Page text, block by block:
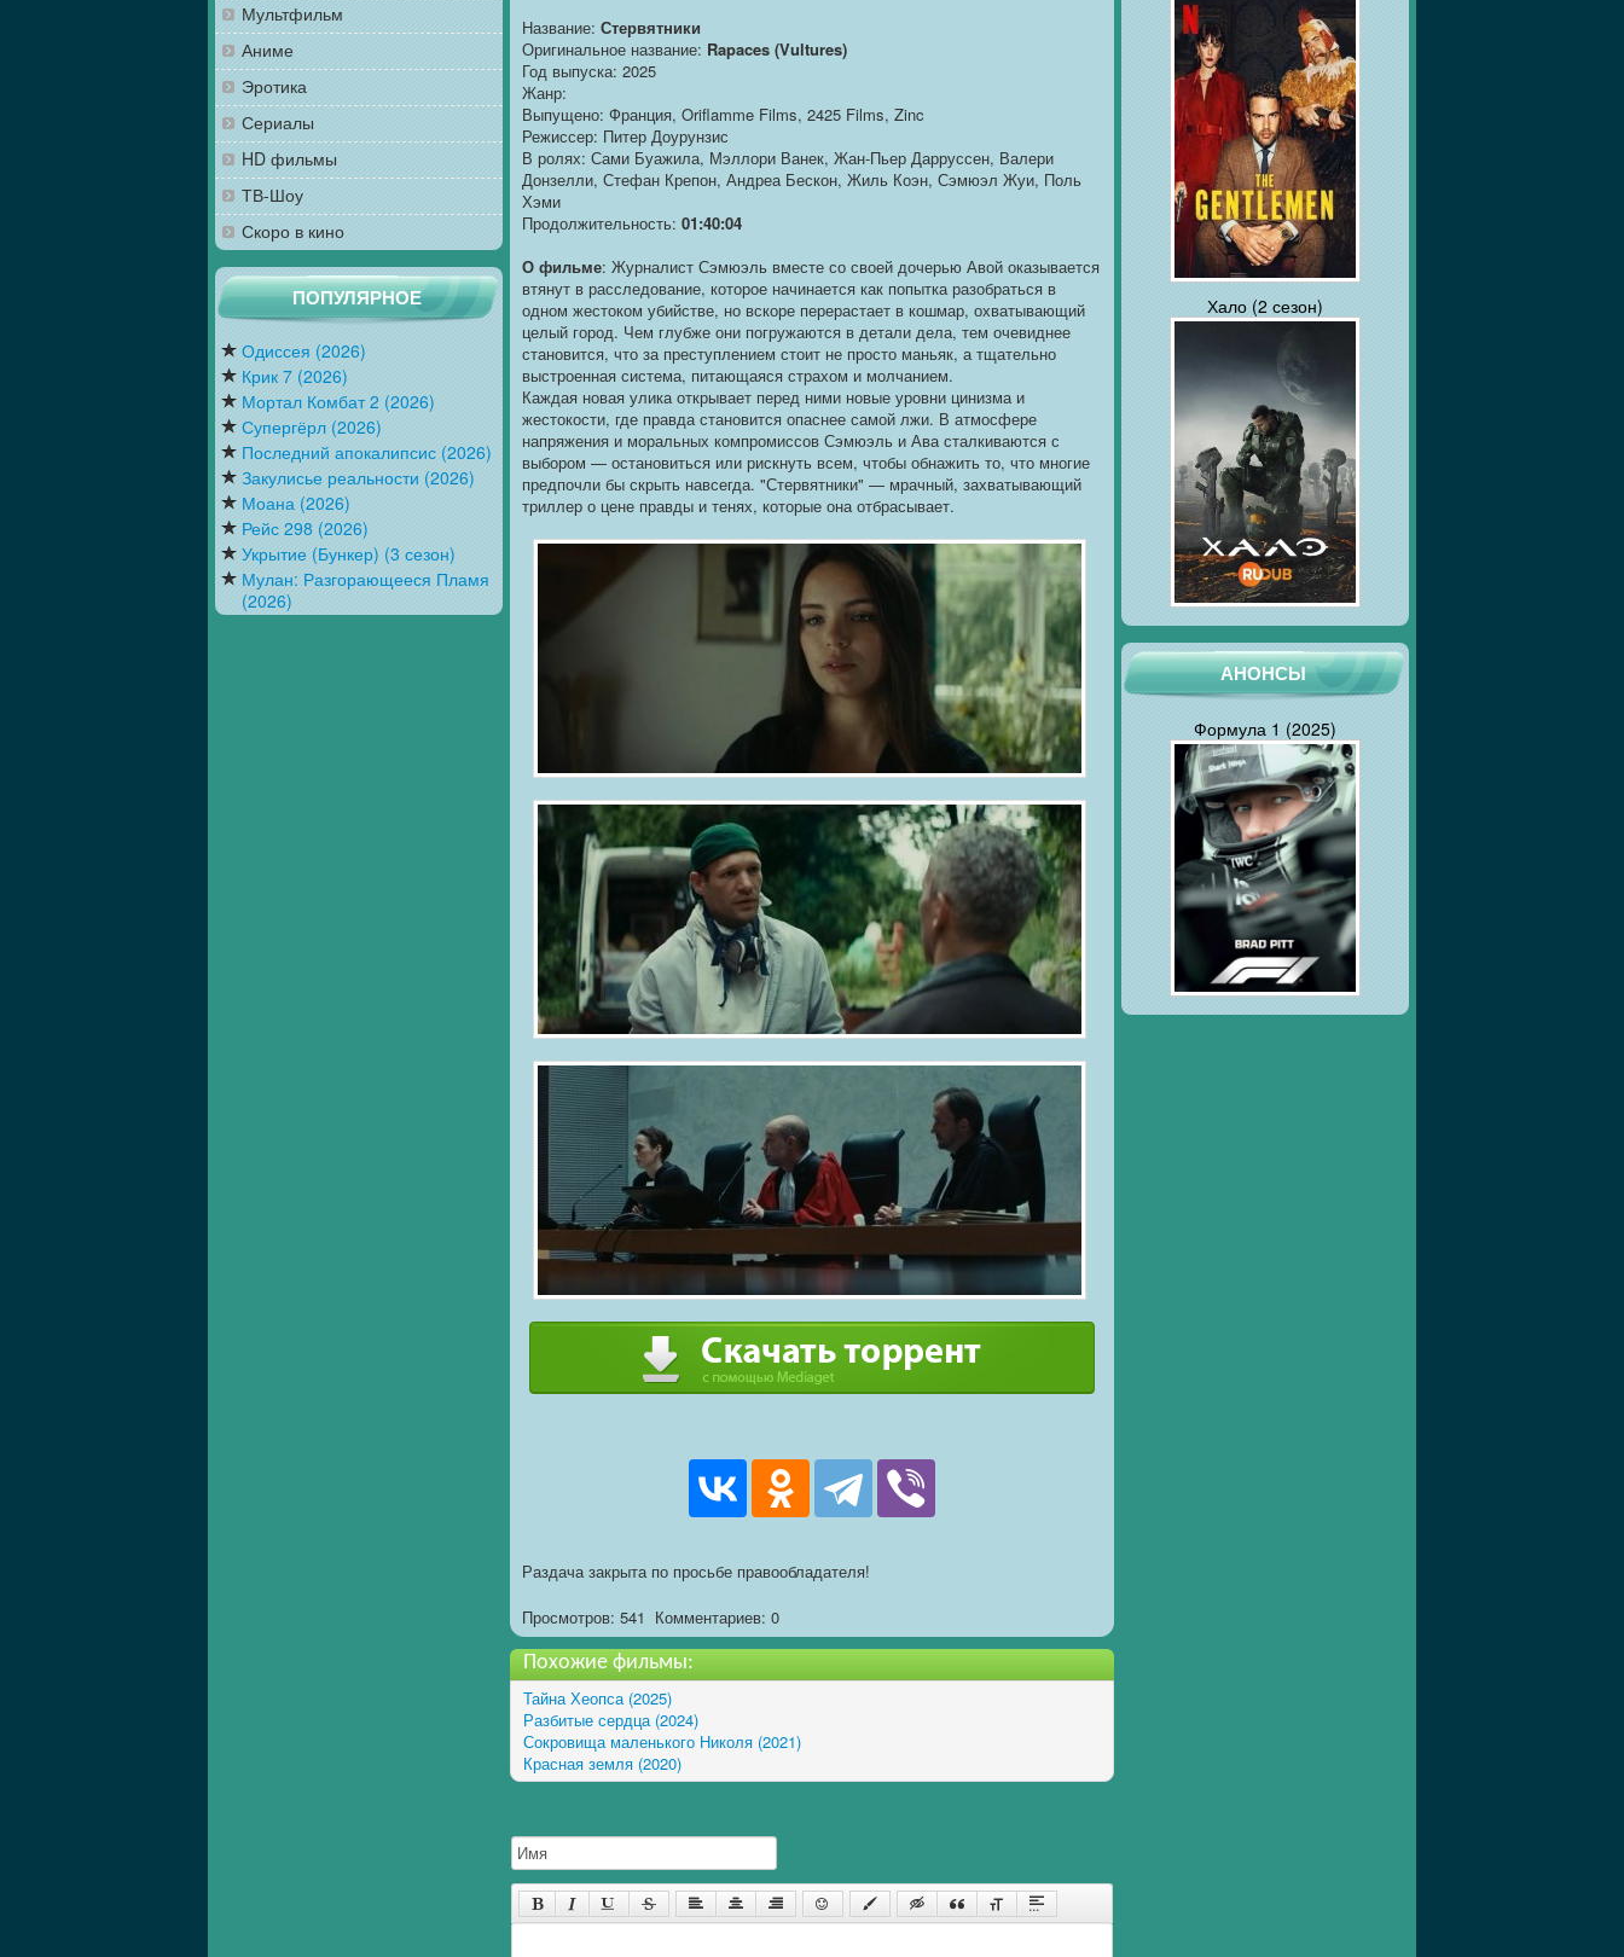
Хало (2 сезон)
АНОНСЫ
Формула 1 (2025)
Мультфильм
Аниме
Эротика
Сериалы
HD фильмы
ТВ-Шоу
Скоро в кино
ПОПУЛЯРНОЕ
Одиссея (2026)
Крик 7 (2026)
Мортал Комбат 2 (2026)
Супергёрл (2026)
Последний апокалипсис (2026)
Закулисье реальности (2026)
Моана (2026)
Рейс 298 (2026)
Укрытие (Бункер) (3 сезон)
Мулан: Разгорающееся Пламя
(2026)
Название: Стервятники
Оригинальное название: Rapaces (Vultures)
Год выпуска: 2025
Жанр:
Выпущено: Франция, Oriflamme Films, 2425 Films, Zinc
Режиссер: Питер Доурунзис
В ролях: Сами Буажила, Мэллори Ванек, Жан-Пьер Дарруссен, Валери
Донзелли, Стефан Крепон, Андреа Бескон, Жиль Коэн, Сэмюэл Жуи, Поль
Хэми
Продолжительность: 01:40:04
О фильме: Журналист Сэмюэль вместе со своей дочерью Авой оказывается
втянут в расследование, которое начинается как попытка разобраться в
одном жестоком убийстве, но вскоре перерастает в кошмар, охватывающий
целый город. Чем глубже они погружаются в детали дела, тем очевиднее
становится, что за преступлением стоит не просто маньяк, а тщательно
выстроенная система, питающаяся страхом и молчанием.
Каждая новая улика открывает перед ними новые уровни цинизма и
жестокости, где правда становится опаснее самой лжи. В атмосфере
напряжения и моральных компромиссов Сэмюэль и Ава сталкиваются с
выбором — остановиться или рискнуть всем, чтобы обнажить то, что многие
предпочли бы скрыть навсегда. "Стервятники" — мрачный, захватывающий
триллер о цене правды и тенях, которые она отбрасывает.
Раздача закрыта по просьбе правообладателя!
Просмотров: 541 Комментариев: 0
Похожие фильмы:
Тайна Хеопса (2025)
Разбитые сердца (2024)
Сокровища маленького Николя (2021)
Красная земля (2020)